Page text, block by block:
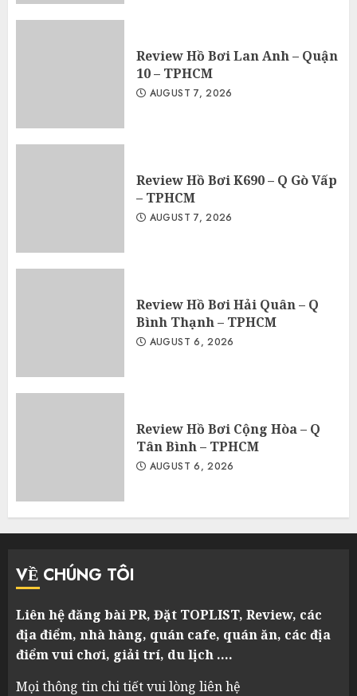
Review Hồ Bơi Lan Anh – Quận
10 – TPHCM
AUGUST 7, 2026
Review Hồ Bơi K690 – Q Gò Vấp
– TPHCM
AUGUST 7, 2026
Review Hồ Bơi Hải Quân – Q
Bình Thạnh – TPHCM
AUGUST 6, 2026
Review Hồ Bơi Cộng Hòa – Q
Tân Bình – TPHCM
AUGUST 6, 2026
VỀ CHÚNG TÔI
Liên hệ đăng bài PR, Đặt TOPLIST, Review, các
địa điểm, nhà hàng, quán cafe, quán ăn, các địa
điểm vui chơi, giải trí, du lịch ….
Mọi thông tin chi tiết vui lòng liên hệ